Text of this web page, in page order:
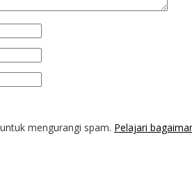
mengurangi spam. Pelajari